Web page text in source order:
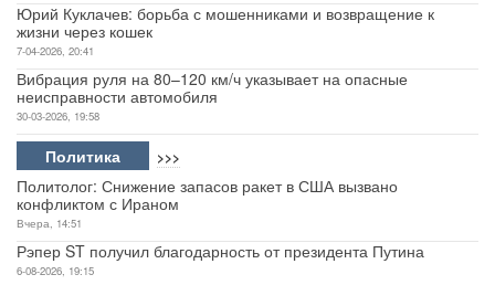
Юрий Куклачев: борьба с мошенниками и возвращение к
жизни через кошек
7-04-2026, 20:41
Вибрация руля на 80–120 км/ч указывает на опасные
неисправности автомобиля
30-03-2026, 19:58
Политика >>>
Политолог: Снижение запасов ракет в США вызвано
конфликтом с Ираном
Вчера, 14:51
Рэпер ST получил благодарность от президента Путина
6-08-2026, 19:15